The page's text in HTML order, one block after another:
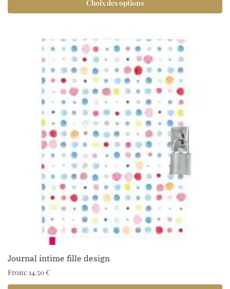
Choix des options
Journal intime fille design
From: 14.50€